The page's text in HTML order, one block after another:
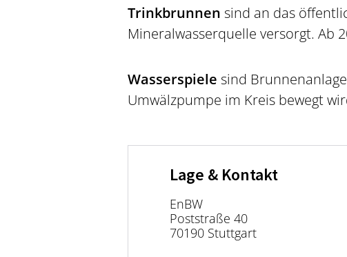
Trinkbrunnen sind an das
Mineralwasserquelle versorgt. Ab
Wasserspiele sind
Umwälzpumpe im Kreis bewegt
Lage & Kontakt
EnBW
Poststraße 40
70190 Stuttgart